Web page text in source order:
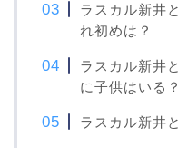
ラスカル新井
れ初めは？
ラスカル新井
に子供はいる？
ラスカル新井